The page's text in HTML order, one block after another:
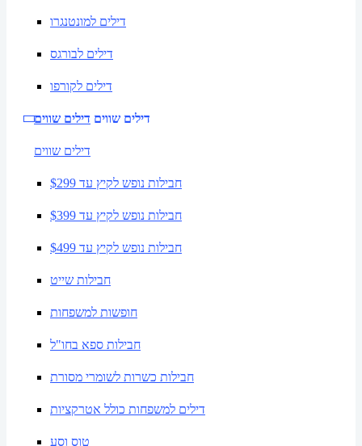
דילים למונטנגרו
דילים לבורגס
דילים לקורפו
דילים שווים דילים שווים
דילים שווים
חבילות נופש לקיץ עד $299
חבילות נופש לקיץ עד $399
חבילות נופש לקיץ עד $499
חבילות שייט
חופשות למשפחות
חבילות ספא בחו"ל
חבילות כשרות לשומרי מסורת
דילים למשפחות כולל אטרקציות
טוס וסע